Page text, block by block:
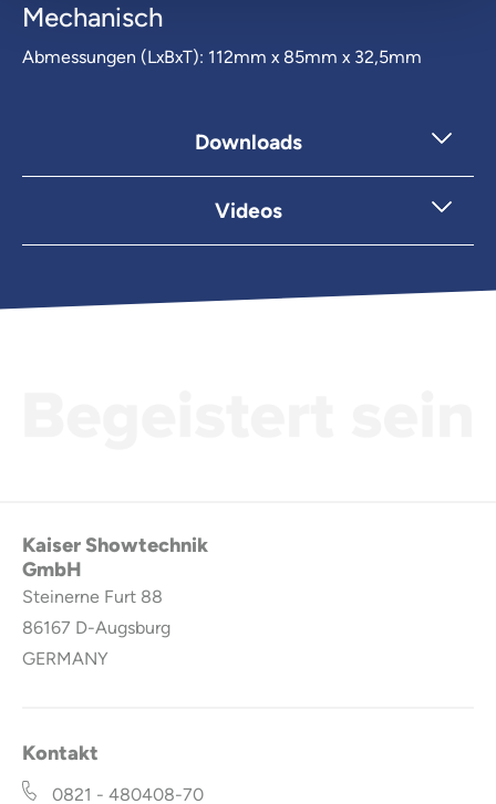
Mechanisch
Abmessungen (LxBxT): 112mm x 85mm x 32,5mm
Downloads
Videos
Kaiser Showtechnik
GmbH
Steinerne Furt 88
86167 D-Augsburg
GERMANY
Kontakt
0821 - 480408-70